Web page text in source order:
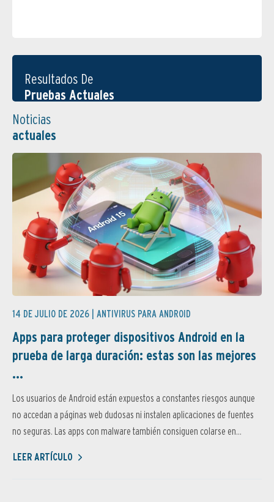
Resultados De
Pruebas Actuales
Noticias
actuales
14 DE JULIO DE 2026 | ANTIVIRUS PARA ANDROID
Apps para proteger dispositivos Android en la
prueba de larga duración: estas son las mejores
...
Los usuarios de Android están expuestos a constantes riesgos aunque
no accedan a páginas web dudosas ni instalen aplicaciones de fuentes
no seguras. Las apps con malware también consiguen colarse en...
LEER ARTÍCULO